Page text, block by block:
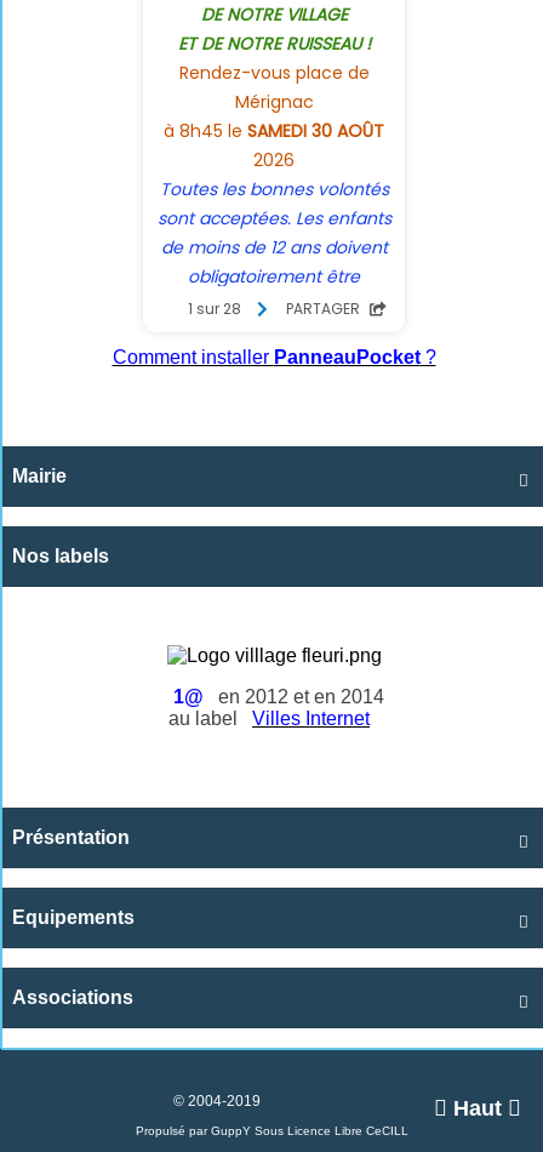
Comment installer PanneauPocket?

Mairie
Nos labels
1@
en 2012 et en 2014
au label
Villes Internet

Présentation

Equipements

Associations
 Haut 
© 2004-2019
Propulsé par GuppY Sous Licence Libre CeCILL